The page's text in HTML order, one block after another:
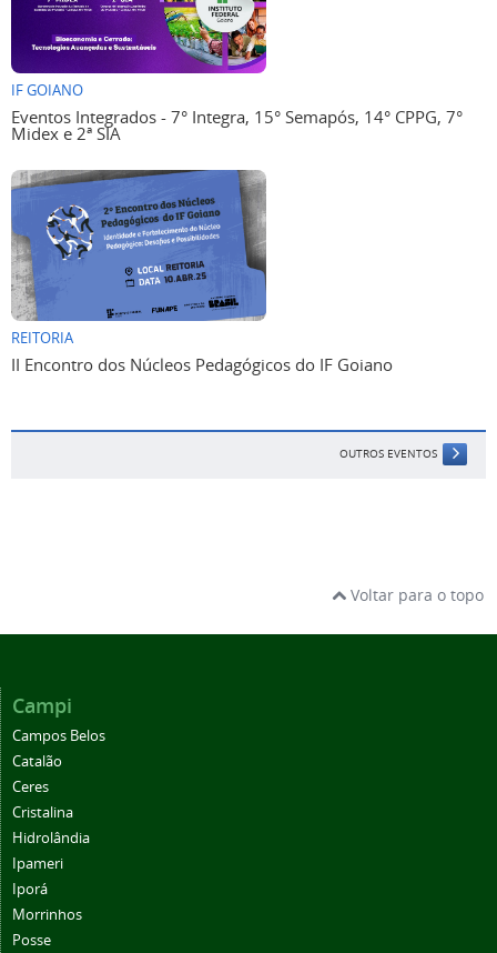
IF GOIANO
Eventos Integrados - 7° Integra, 15° Semapós, 14° CPPG, 7°
Midex e 2ª SIA
REITORIA
II Encontro dos Núcleos Pedagógicos do IF Goiano
OUTROS EVENTOS
Voltar para o topo
Campi
Campos Belos
Catalão
Ceres
Cristalina
Hidrolândia
Ipameri
Iporá
Morrinhos
Posse